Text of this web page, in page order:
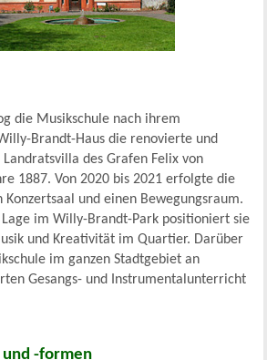
die Musikschule nach ihrem
Brandt-Haus die renovierte und
des Grafen Felix von
1887. Von 2020 bis 2021 erfolgte die
und einen Bewegungsraum.
im Willy-Brandt-Park positioniert sie
und Kreativität im Quartier. Darüber
im ganzen Stadtgebiet an
Gesangs- und Instrumentalunterricht
-formen